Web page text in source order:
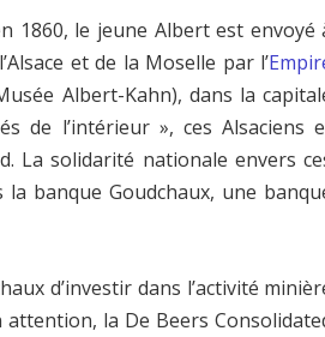
1860, le jeune Albert est envoyé
et de la Moselle par l’
Albert-Kahn), dans la
de l’intérieur », ces Alsaciens
La solidarité nationale envers
banque Goudchaux, une
d’investir dans l’activité
la De Beers